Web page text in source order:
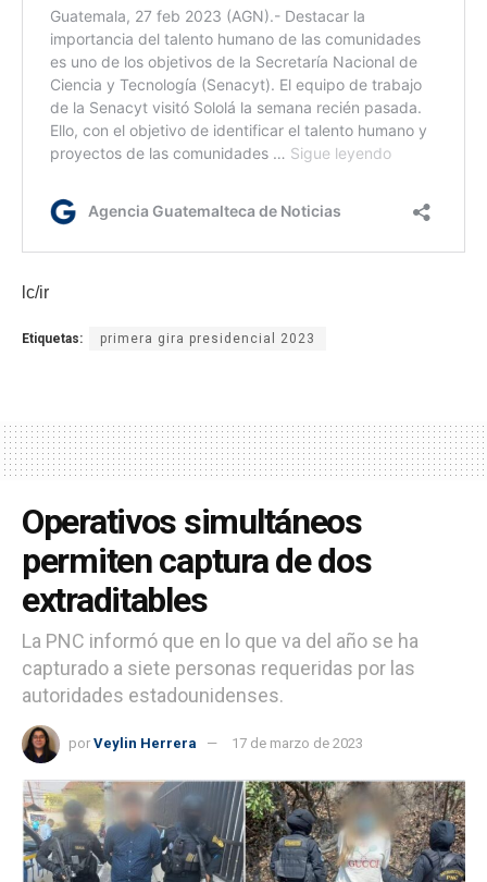
lc/ir
Etiquetas: primera gira presidencial 2023
Operativos simultáneos
permiten captura de dos
extraditables
La PNC informó que en lo que va del año se ha
capturado a siete personas requeridas por las
autoridades estadounidenses.
por Veylin Herrera 17 de marzo de 2023